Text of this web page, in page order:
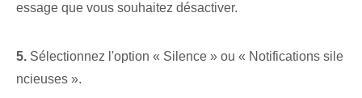
essage que vous souhaitez désactiver.
5. ⁢Sélectionnez l'option « Silence » ou « Notifications sile
ncieuses ».